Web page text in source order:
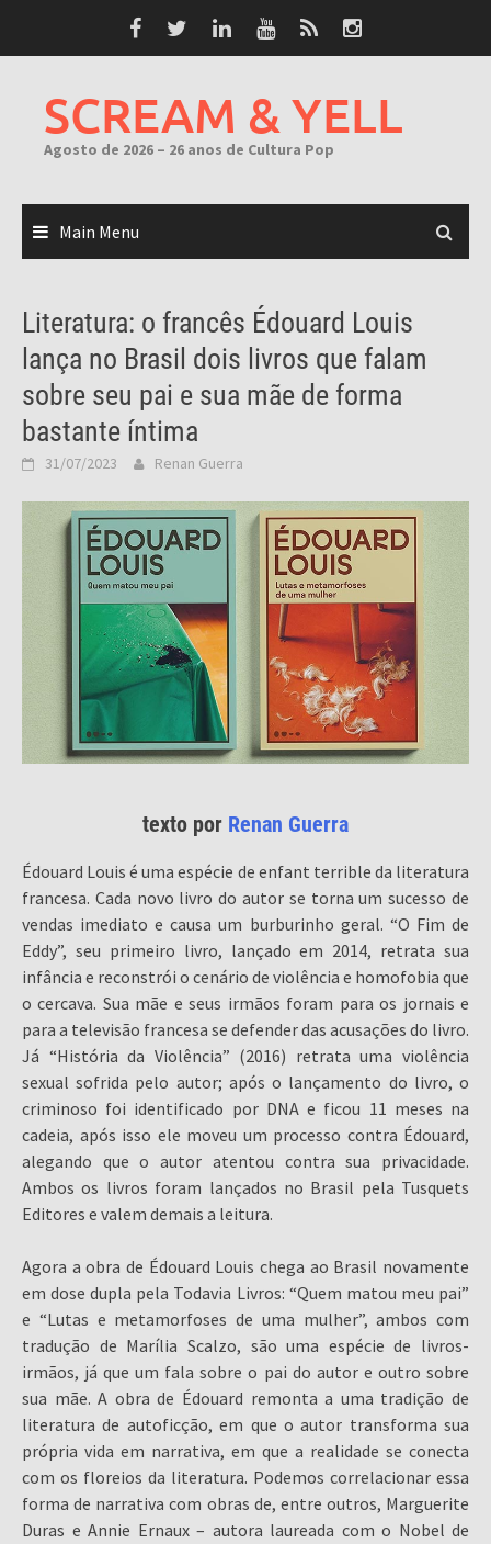
SCREAM & YELL
Agosto de 2026 – 26 anos de Cultura Pop
Main Menu
Literatura: o francês Édouard Louis
lança no Brasil dois livros que falam
sobre seu pai e sua mãe de forma
bastante íntima
31/07/2023 Renan Guerra
texto por Renan Guerra
Édouard Louis é uma espécie de enfant terrible da literatura
francesa. Cada novo livro do autor se torna um sucesso de
vendas imediato e causa um burburinho geral. “O Fim de
Eddy”, seu primeiro livro, lançado em 2014, retrata sua
infância e reconstrói o cenário de violência e homofobia que
o cercava. Sua mãe e seus irmãos foram para os jornais e
para a televisão francesa se defender das acusações do livro.
Já “História da Violência” (2016) retrata uma violência
sexual sofrida pelo autor; após o lançamento do livro, o
criminoso foi identificado por DNA e ficou 11 meses na
cadeia, após isso ele moveu um processo contra Édouard,
alegando que o autor atentou contra sua privacidade.
Ambos os livros foram lançados no Brasil pela Tusquets
Editores e valem demais a leitura.
Agora a obra de Édouard Louis chega ao Brasil novamente
em dose dupla pela Todavia Livros: “Quem matou meu pai”
e “Lutas e metamorfoses de uma mulher”, ambos com
tradução de Marília Scalzo, são uma espécie de livros-
irmãos, já que um fala sobre o pai do autor e outro sobre
sua mãe. A obra de Édouard remonta a uma tradição de
literatura de autoficção, em que o autor transforma sua
própria vida em narrativa, em que a realidade se conecta
com os floreios da literatura. Podemos correlacionar essa
forma de narrativa com obras de, entre outros, Marguerite
Duras e Annie Ernaux – autora laureada com o Nobel de